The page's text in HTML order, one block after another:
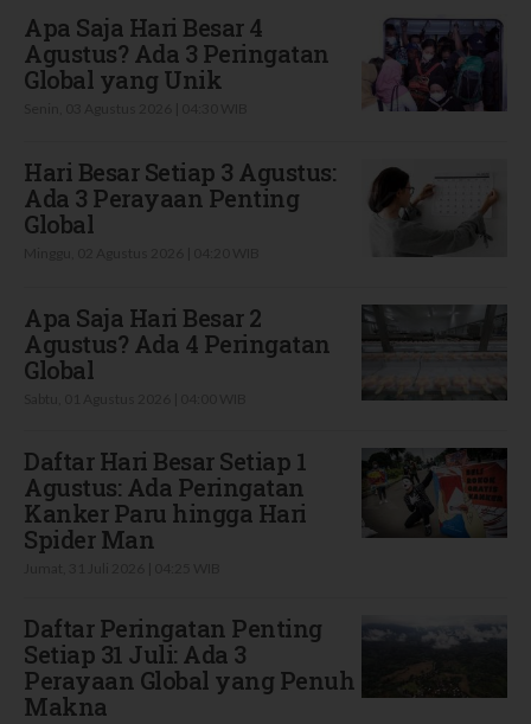
Apa Saja Hari Besar 4
Agustus? Ada 3 Peringatan
Global yang Unik
Hari Besar Setiap 3 Agustus:
Ada 3 Perayaan Penting
Global
Apa Saja Hari Besar 2
Agustus? Ada 4 Peringatan
Global
Daftar Hari Besar Setiap 1
Agustus: Ada Peringatan
Kanker Paru hingga Hari
Spider Man
Daftar Peringatan Penting
Setiap 31 Juli: Ada 3
Perayaan Global yang Penuh
Makna